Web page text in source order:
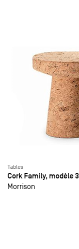
Tables
Cork Family, modèle 3
Morrison